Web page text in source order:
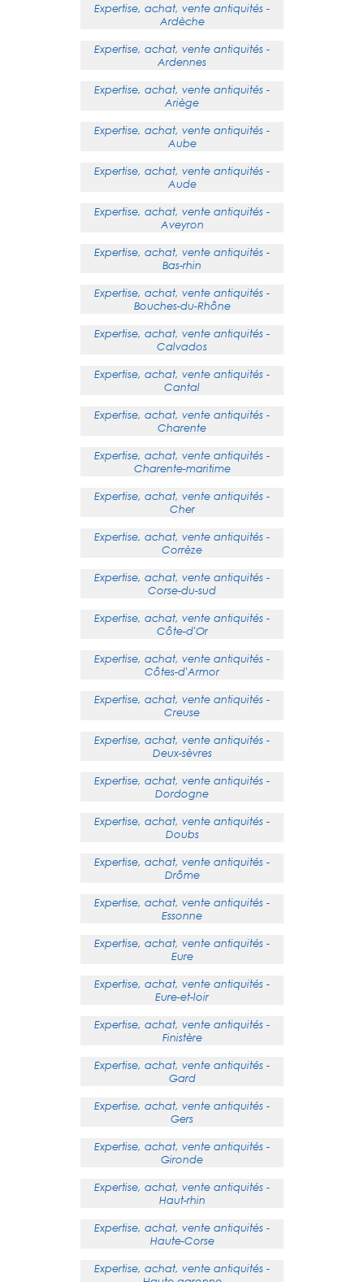
Expertise, achat, vente antiquités -
Ardèche
Expertise, achat, vente antiquités -
Ardennes
Expertise, achat, vente antiquités -
Ariège
Expertise, achat, vente antiquités -
Aube
Expertise, achat, vente antiquités -
Aude
Expertise, achat, vente antiquités -
Aveyron
Expertise, achat, vente antiquités -
Bas-rhin
Expertise, achat, vente antiquités -
Bouches-du-Rhône
Expertise, achat, vente antiquités -
Calvados
Expertise, achat, vente antiquités -
Cantal
Expertise, achat, vente antiquités -
Charente
Expertise, achat, vente antiquités -
Charente-maritime
Expertise, achat, vente antiquités -
Cher
Expertise, achat, vente antiquités -
Corrèze
Expertise, achat, vente antiquités -
Corse-du-sud
Expertise, achat, vente antiquités -
Côte-d'Or
Expertise, achat, vente antiquités -
Côtes-d'Armor
Expertise, achat, vente antiquités -
Creuse
Expertise, achat, vente antiquités -
Deux-sèvres
Expertise, achat, vente antiquités -
Dordogne
Expertise, achat, vente antiquités -
Doubs
Expertise, achat, vente antiquités -
Drôme
Expertise, achat, vente antiquités -
Essonne
Expertise, achat, vente antiquités -
Eure
Expertise, achat, vente antiquités -
Eure-et-loir
Expertise, achat, vente antiquités -
Finistère
Expertise, achat, vente antiquités -
Gard
Expertise, achat, vente antiquités -
Gers
Expertise, achat, vente antiquités -
Gironde
Expertise, achat, vente antiquités -
Haut-rhin
Expertise, achat, vente antiquités -
Haute-Corse
Expertise, achat, vente antiquités -